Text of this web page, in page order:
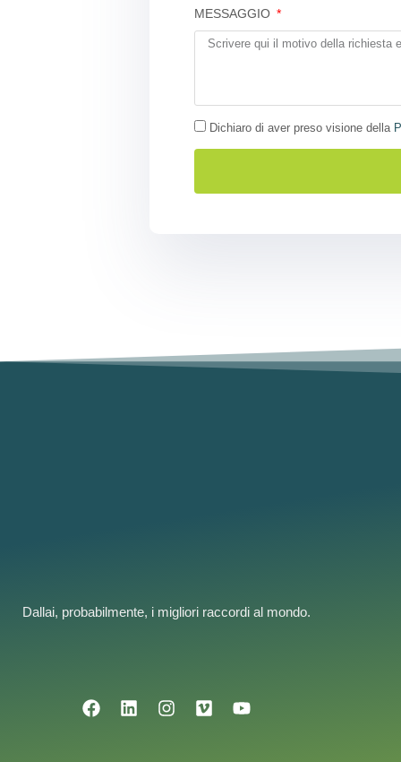
MESSAGGIO
Dichiaro di aver preso visione della
Dallai, probabilmente, i migliori raccordi al mondo.